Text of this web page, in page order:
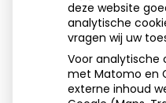
Aangesloten bij:
deze website
analytische
vragen wij uw
Voor analytische
met Matomo en
externe inhoud